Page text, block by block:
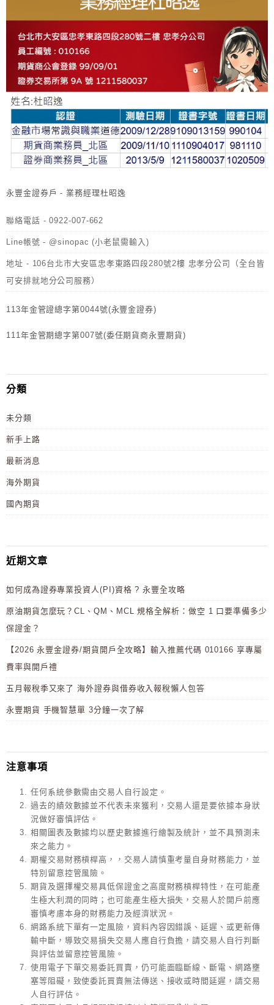
永豐金證券戶 - 業務經理杜昭逸
聯絡電話 - 0922-007-662
Line帳號 - @sinopac (小老鼠需輸入)
地址 - 106台北市大安區忠孝東路四段280號2樓 忠孝分公司（全台皆
可安排就地分公司服務）
113年金管證總字第0044號(永豐金證券)
111年金管期總字第007號(委任期貨商永豐期貨)
分類
未分類
新手上路
最新消息
海外期貨
國內期貨
近期文章
如何成為證券專業投資人(PI)資格 ? 永豐全攻略
原油期貨怎麼玩？CL、QM、MCL 規格全解析：做空 1 口要準備多少
保證金？
【2026 永豐金證券/期貨開戶全攻略】輸入推薦代碼 010166 享專屬
費率與開戶禮
五月報稅季又來了 海外證券與借券收入報稅懶人包答
永豐期貨 手機智慧單 3分鐘一次了解
注意事項
任何系統參數需由交易人自行設定。
過去的績效數據並不代表未來獲利，交易人還是要依據本身狀
況做好審慎評估。
相關圖表及數據均以歷史數據進行繪製及統計，並不具預測未
來之能力。
期權交易財務槓桿高，，交易人請慎重考量自身財務能力，並
特別留意控管風險。
期貨及選擇權交易具低保證金之高度財務槓桿特性，在可能產
生極大利潤的同時；也可能產生極大損失，交易人於開戶前應
審慎考慮本身的財務能力及經濟狀況。
網路系統下單有一定風險，資料內容因錯誤、延遲、或更新傳
輸中斷，導致交易損失交易人應自行負擔，請交易人自行判斷
與評估並留意控管風險。
使用電子下單交易委託買賣，仍可能面臨斷線、斷電、網路壅
塞等阻礙，致使委託買賣無法傳送、接收或時間延遲，請交易
人自行評估。